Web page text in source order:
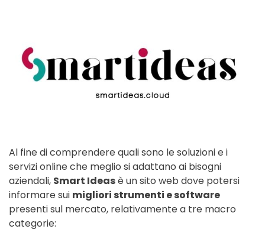
Al fine di comprendere quali sono le soluzioni e i
servizi online che meglio si adattano ai bisogni
aziendali, Smart Ideasè un sito web dove potersi
informare sui migliori strumenti e software
presenti sul mercato, relativamente a tre macro
categorie: